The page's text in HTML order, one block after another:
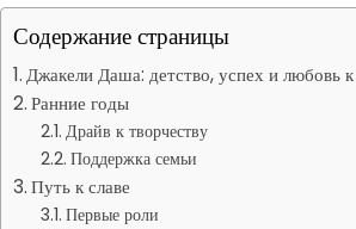
Содержание страницы
Джакели Даша: детство, успех и любовь к
Ранние годы
Драйв к творчеству
Поддержка семьи
Путь к славе
Первые роли